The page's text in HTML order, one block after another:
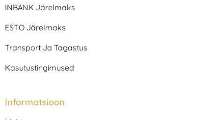
r
m
o
INBANK Järelmaks
ESTO Järelmaks
Transport Ja Tagastus
Kasutustingimused
Informatsioon